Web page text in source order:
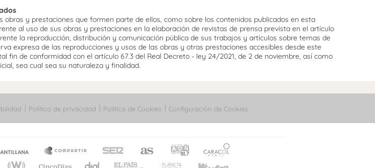
y prestaciones que formen parte de ellos, como sobre los contenidos publicados en esta
al uso de sus obras y prestaciones en la elaboración de revistas de prensa prevista en el artículo
la reproducción, distribución y comunicación pública de sus trabajos y artículos sobre temas de
expresa de las reproducciones y usos de las obras y otras prestaciones accesibles desde este
de conformidad con el artículo 67.3 del Real Decreto - ley 24/2021, de 2 de noviembre, así como
sea cual sea su naturaleza y finalidad.
Política de privacidad Política de Cookies Configuración de Cookies